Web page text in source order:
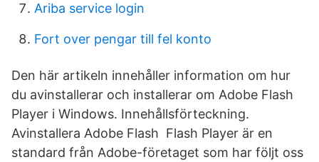
Ariba service login
Fort over pengar till fel konto
Den här artikeln innehåller information om hur
du avinstallerar och installerar om Adobe Flash
Player i Windows. Innehållsförteckning.
Avinstallera Adobe Flash Flash Player är en
standard från Adobe-företaget som har följt oss